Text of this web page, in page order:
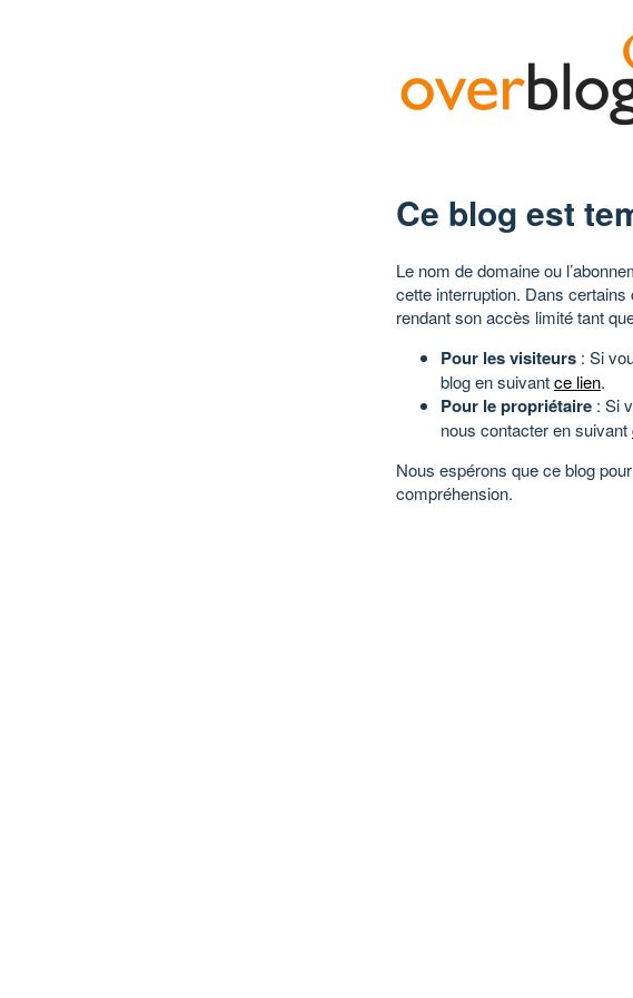
Ce blog est
Le nom de domaine ou
cette interruption. Dans
rendant son accès limité tant
Pour les visiteurs : Si
blog en suivantce lien.
Pour le propriétaire : Si
nous contacter en suivant
Nous espérons que ce blog
compréhension.